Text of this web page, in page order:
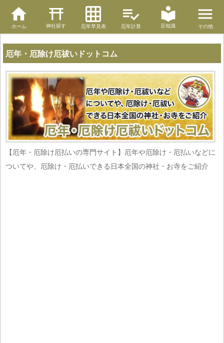
ホーム 神社探す 厄年早見表 厄年計算 豆知識 その他
厄年・厄除け厄祓いドットコム
【厄年・厄除け厄払いの専門サイト】厄年や厄除け・厄払いなどに
ついてや、厄除け・厄払いできる日本全国の神社・お寺をご紹介